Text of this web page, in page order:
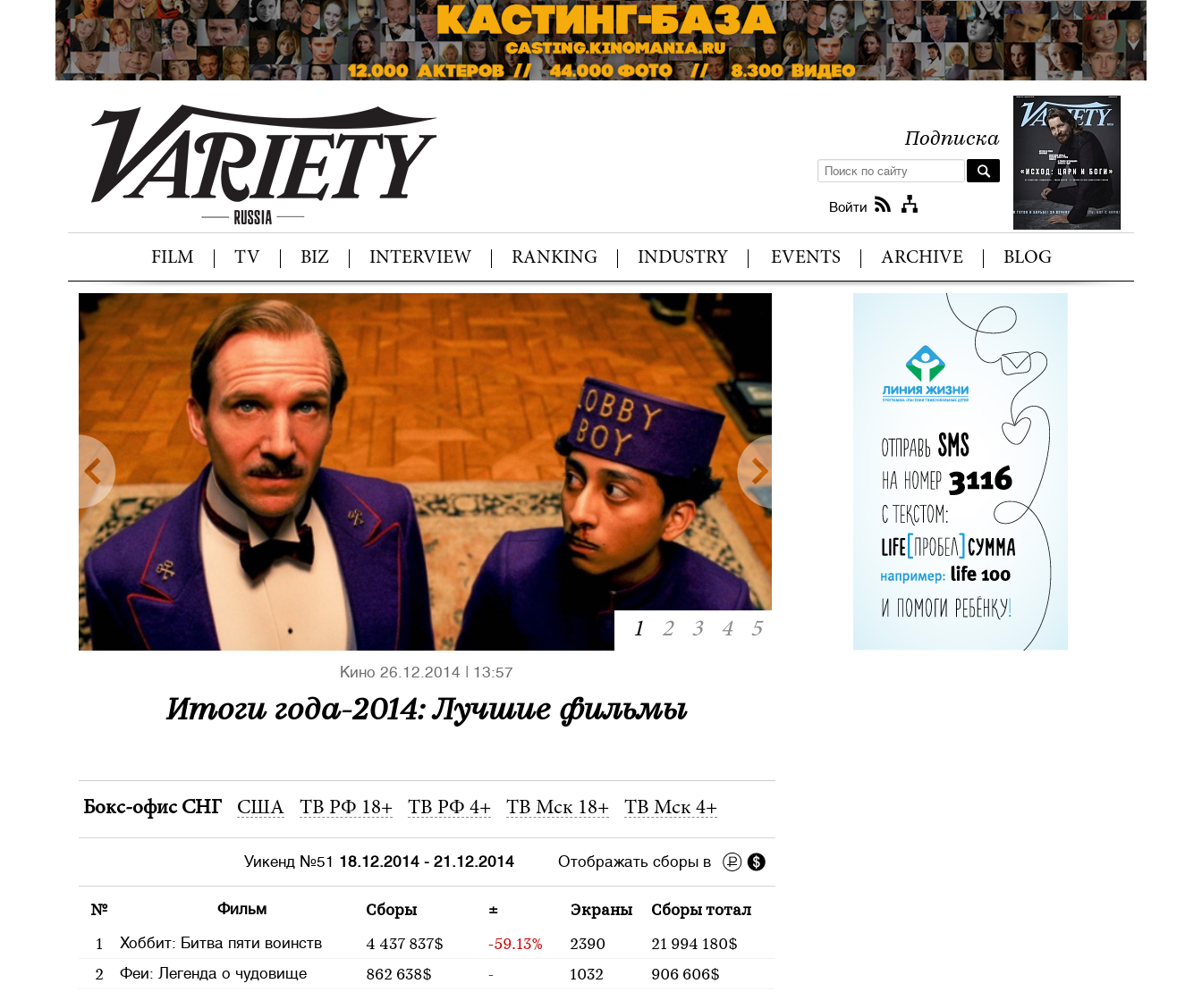
Подписка
Войти
FILM TV BIZ INTERVIEW RANKING INDUSTRY EVENTS ARCHIVE BLOG
1 2 3 4 5
Кино 26.12.2014 13:57
Итоги года-2014: Лучшие фильмы
Бокс-офис СНГ США ТВ РФ 18+ ТВ РФ 4+ ТВ Мск 18+ ТВ Мск 4+
Уикенд №51 18.12.2014 - 21.12.2014 Отображать сборы в
№ Фильм Сборы ± Экраны
Сборы тотал
1
Хоббит: Битва пяти воинств 4 437 837$ -59.13% 2390
21 994 180$
2
Феи: Легенда о чудовище 862 638$ - 1032
906 606$